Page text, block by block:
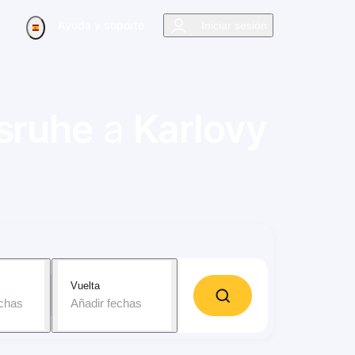
Vuelta
Añadir fechas